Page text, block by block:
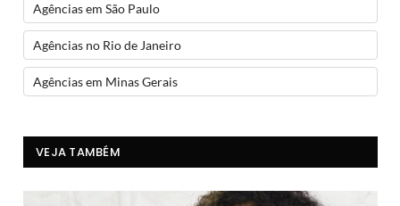
Agências em São Paulo
Agências no Rio de Janeiro
Agências em Minas Gerais
VEJA TAMBÉM